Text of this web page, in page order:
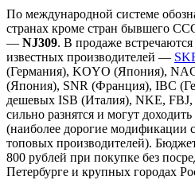
По международной системе
странах кроме стран бывшего
— NJ309. В продаже
известных производителей —
(Германия), KOYO (Япония),
(Япония), SNR (Франция), IBC
дешевых ISB (Италия), NKE,
сильно разнятся и могут
(наиболее дорогие модификации
топовых производителей).
800 рублей при покупке без
Петербурге и крупных городах